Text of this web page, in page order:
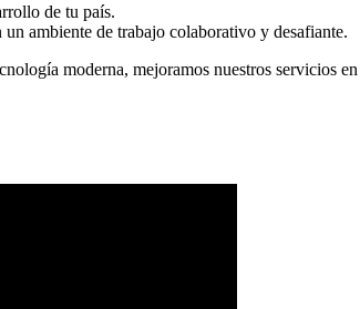
de tu país.
ambiente de trabajo colaborativo y desafiante.
moderna, mejoramos nuestros servicios